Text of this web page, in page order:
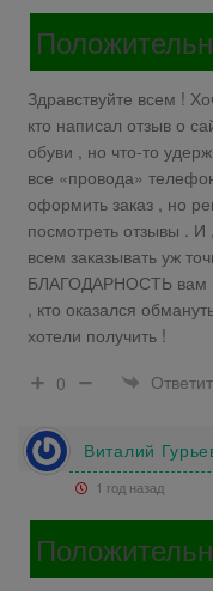
Здравствуйте всем !
кто написал отзыв о
обуви , но что-то
все «провода»
оформить заказ , но
посмотреть отзывы .
всем заказывать уж
БЛАГОДАРНОСТЬ вам
, кто оказался
хотели получить !
0
Виталий
1 год назад